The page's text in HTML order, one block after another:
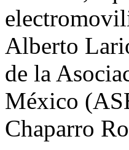
Alberto
de la
México
Chaparro